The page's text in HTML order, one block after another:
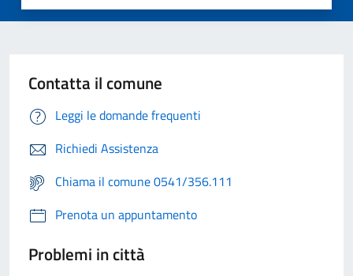
Contatta il comune
Leggi le domande frequenti
Richiedi Assistenza
Chiama il comune 0541/356.111
Prenota un appuntamento
Problemi in città